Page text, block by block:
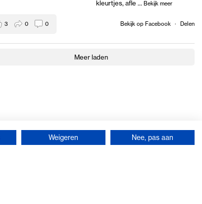
kleurtjes, afle ... Bekijk meer
Bekijk op Facebook · Delen
3 0 0
Meer laden
Weigeren Nee, pas aan